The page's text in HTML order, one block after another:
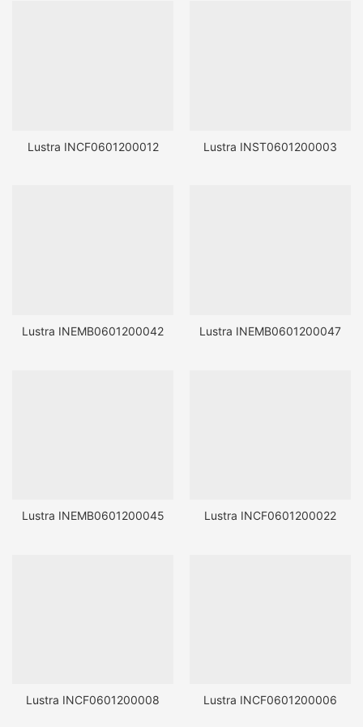
Lustra INCF0601200012 Lustra INST0601200003
Lustra INEMB0601200042 Lustra INEMB0601200047
Lustra INEMB0601200045 Lustra INCF0601200022
Lustra INCF0601200008 Lustra INCF0601200006